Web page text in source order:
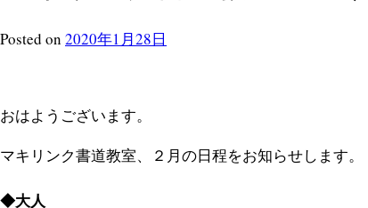
Posted on 2020年1月28日
おはようございます。
マキリンク書道教室、２月の日程をお知らせします。
◆大人